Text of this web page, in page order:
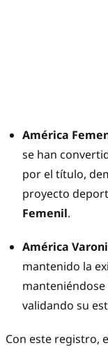
América
se han
por el título,
proyecto
Femenil.
América
mantenido la
validando su
Con este registro,